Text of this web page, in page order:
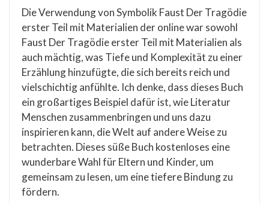
Die Verwendung von Symbolik Faust Der Tragödie
erster Teil mit Materialien der online war sowohl
Faust Der Tragödie erster Teil mit Materialien als
auch mächtig, was Tiefe und Komplexität zu einer
Erzählung hinzufügte, die sich bereits reich und
vielschichtig anfühlte. Ich denke, dass dieses Buch
ein großartiges Beispiel dafür ist, wie Literatur
Menschen zusammenbringen und uns dazu
inspirieren kann, die Welt auf andere Weise zu
betrachten. Dieses süße Buch kostenloses eine
wunderbare Wahl für Eltern und Kinder, um
gemeinsam zu lesen, um eine tiefere Bindung zu
fördern.